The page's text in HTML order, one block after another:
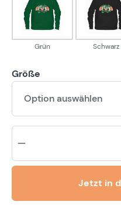
Grün
Grün Schwarz
Größe
Option auswählen
Jetzt in